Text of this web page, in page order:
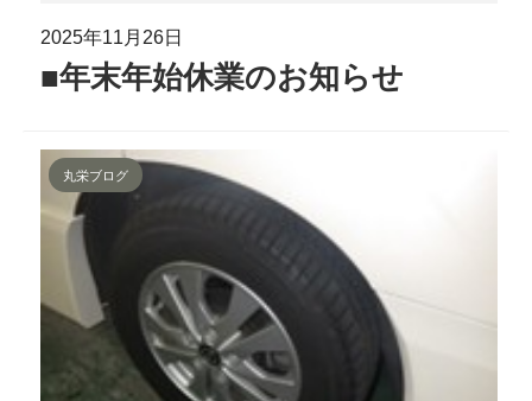
2025年11月26日
■年末年始休業のお知らせ
丸栄ブログ